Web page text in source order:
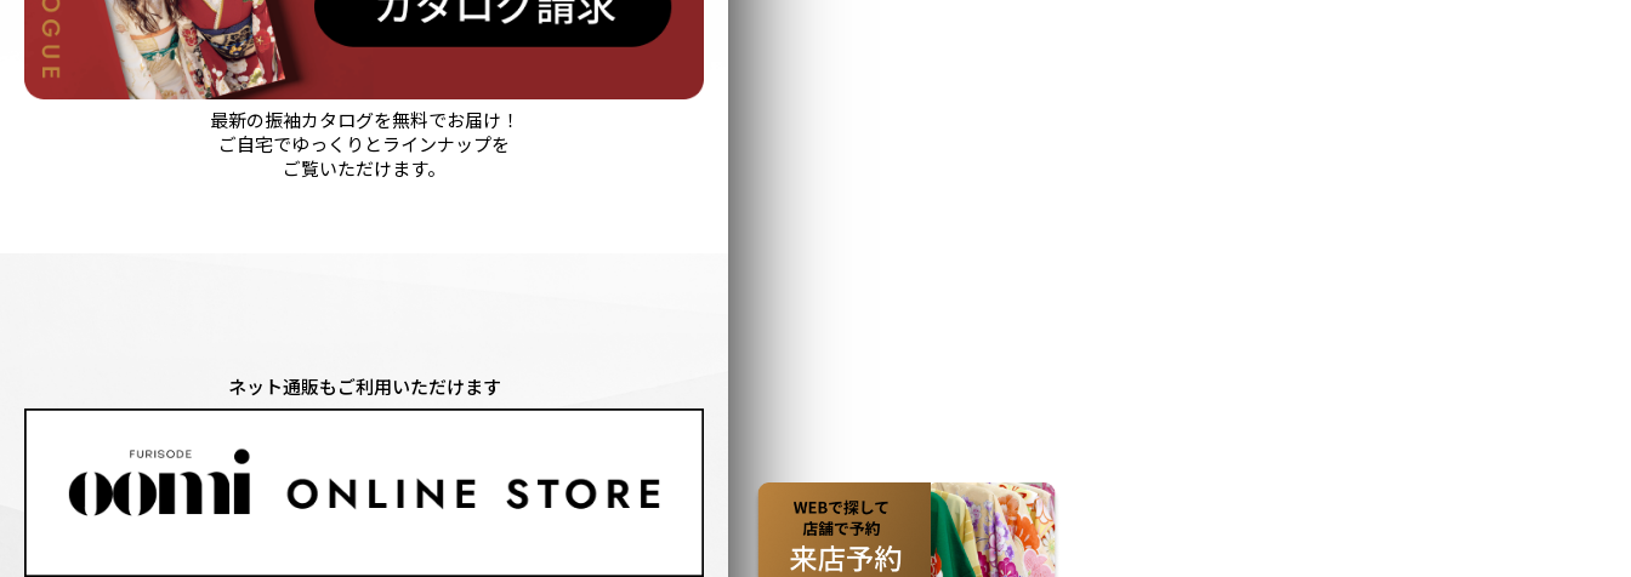
最新の振袖カタログを無料でお届け！
ご自宅でゆっくりとラインナップを
ご覧いただけます。
ネット通販もご利用いただけます